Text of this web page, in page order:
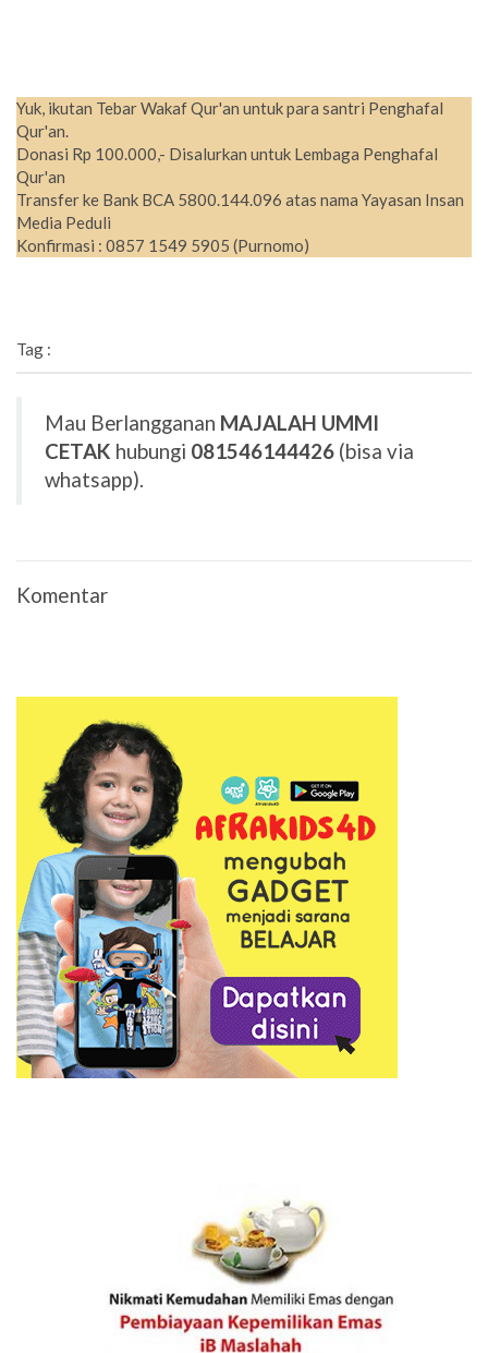
Yuk, ikutan Tebar Wakaf Qur'an untuk para santri Penghafal
Qur'an.
Donasi Rp 100.000,- Disalurkan untuk Lembaga Penghafal
Qur'an
Transfer ke Bank BCA 5800.144.096 atas nama Yayasan Insan
Media Peduli
Konfirmasi : 0857 1549 5905 (Purnomo)
Tag :
Mau Berlangganan MAJALAH UMMI
CETAK hubungi 081546144426 (bisa via
whatsapp).
Komentar